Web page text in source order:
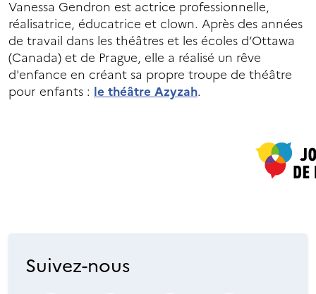
Vanessa Gendron est actrice professionnelle,
réalisatrice, éducatrice et clown. Après des années
de travail dans les théâtres et les écoles d’Ottawa
(Canada) et de Prague, elle a réalisé un rêve
d'enfance en créant sa propre troupe de théâtre
pour enfants : le théâtre Azyzah.
Suivez-nous